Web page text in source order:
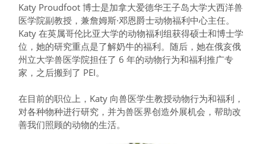
Katy Proudfoot 博士是加拿大爱德华王子岛大学大西洋兽
医学院副教授，兼詹姆斯·邓恩爵士动物福利中心主任。
Katy 在英属哥伦比亚大学的动物福利组获得硕士和博士学
位，她的研究重点是了解奶牛的福利。随后，她在俄亥俄
州立大学兽医学院担任了 6 年的动物行为和福利推广专
家，之后搬到了 PEI。
在目前的职位上，Katy 向兽医学生教授动物行为和福利，
对各种物种进行研究，并为兽医界创造外展机会，帮助改
善我们照顾的动物的生活。